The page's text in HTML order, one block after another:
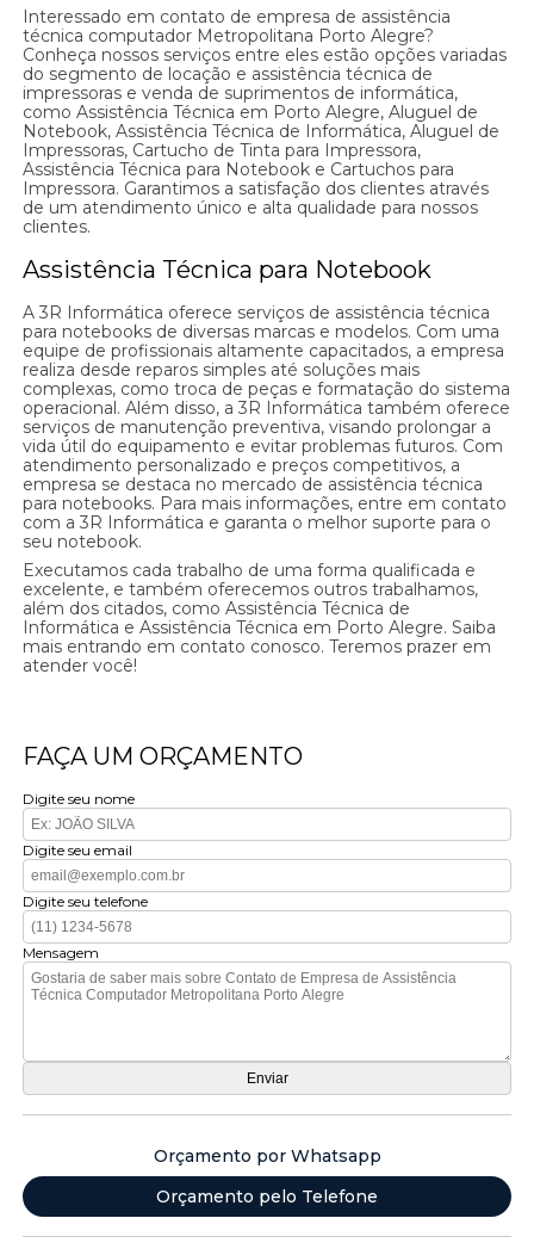
Interessado em contato de empresa de assistência
técnica computador Metropolitana Porto Alegre?
Conheça nossos serviços entre eles estão opções variadas
do segmento de locação e assistência técnica de
impressoras e venda de suprimentos de informática,
como Assistência Técnica em Porto Alegre, Aluguel de
Notebook, Assistência Técnica de Informática, Aluguel de
Impressoras, Cartucho de Tinta para Impressora,
Assistência Técnica para Notebook e Cartuchos para
Impressora. Garantimos a satisfação dos clientes através
de um atendimento único e alta qualidade para nossos
clientes.
Assistência Técnica para Notebook
A 3R Informática oferece serviços de assistência técnica
para notebooks de diversas marcas e modelos. Com uma
equipe de profissionais altamente capacitados, a empresa
realiza desde reparos simples até soluções mais
complexas, como troca de peças e formatação do sistema
operacional. Além disso, a 3R Informática também oferece
serviços de manutenção preventiva, visando prolongar a
vida útil do equipamento e evitar problemas futuros. Com
atendimento personalizado e preços competitivos, a
empresa se destaca no mercado de assistência técnica
para notebooks. Para mais informações, entre em contato
com a 3R Informática e garanta o melhor suporte para o
seu notebook.
Executamos cada trabalho de uma forma qualificada e
excelente, e também oferecemos outros trabalhamos,
além dos citados, como Assistência Técnica de
Informática e Assistência Técnica em Porto Alegre. Saiba
mais entrando em contato conosco. Teremos prazer em
atender você!
FAÇA UM ORÇAMENTO
Digite seu nome
Digite seu email
Digite seu telefone
Mensagem
Orçamento por Whatsapp
Orçamento pelo Telefone